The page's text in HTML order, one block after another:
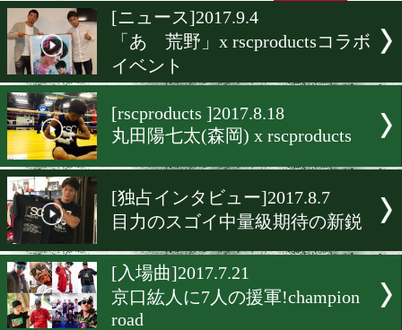
2017年9月のニュース
新着 KO KiNG ダイエット
「あゝ荒野」x rscproducts
[rscproducts ]2017.8.18
[独占インタビュー]2017.8.7